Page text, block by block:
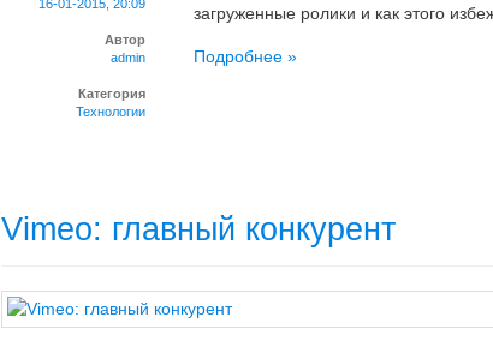
16-01-2015, 20:09
Автор
admin
Категория
Технологии
загруженные ролики и как этого
Подробнее »
Vimeo: главный конкурент